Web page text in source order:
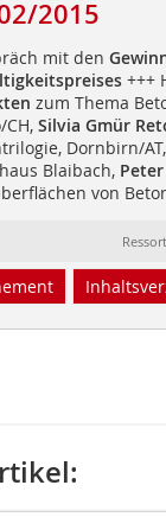
2015
mit den
+++
zum Thema
Silvia Gmür
Dornbirn/AT,
Blaibach,
von